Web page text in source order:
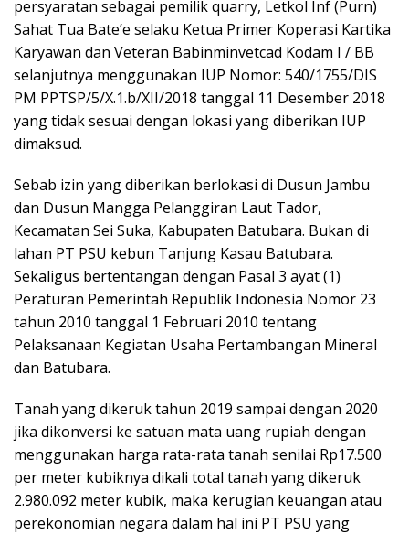
persyaratan sebagai pemilik quarry, Letkol Inf (Purn)
Sahat Tua Bate’e selaku Ketua Primer Koperasi Kartika
Karyawan dan Veteran Babinminvetcad Kodam I / BB
selanjutnya menggunakan IUP Nomor: 540/1755/DIS
PM PPTSP/5/X.1.b/XII/2018 tanggal 11 Desember 2018
yang tidak sesuai dengan lokasi yang diberikan IUP
dimaksud.
Sebab izin yang diberikan berlokasi di Dusun Jambu
dan Dusun Mangga Pelanggiran Laut Tador,
Kecamatan Sei Suka, Kabupaten Batubara. Bukan di
lahan PT PSU kebun Tanjung Kasau Batubara.
Sekaligus bertentangan dengan Pasal 3 ayat (1)
Peraturan Pemerintah Republik Indonesia Nomor 23
tahun 2010 tanggal 1 Februari 2010 tentang
Pelaksanaan Kegiatan Usaha Pertambangan Mineral
dan Batubara.
Tanah yang dikeruk tahun 2019 sampai dengan 2020
jika dikonversi ke satuan mata uang rupiah dengan
menggunakan harga rata-rata tanah senilai Rp17.500
per meter kubiknya dikali total tanah yang dikeruk
2.980.092 meter kubik, maka kerugian keuangan atau
perekonomian negara dalam hal ini PT PSU yang